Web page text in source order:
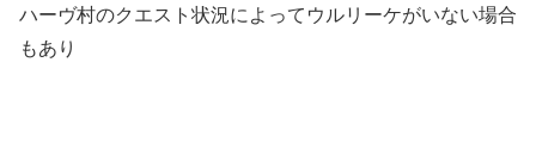
ハーヴ村のクエスト状況によってウルリーケがいない場合
もあり